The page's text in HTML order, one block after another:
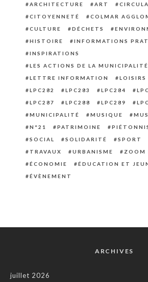
ARCHITECTURE
ART
CITOYENNETÉ
COLMAR
CULTURE
DÉCHETS
HISTOIRE
INFORMATIONS
INSPIRATIONS
LES ACTIONS DE LA MUNICIPALITÉ
LETTRE INFORMATION
LOISIRS
LPC282
LPC283 LPC284
LPC287
LPC288 LPC289
MUNICIPALITÉ
MUSIQUE
N°21
PATRIMOINE
SOCIAL
SOLIDARITÉ SPORT
TRAVAUX
URBANISME
ZOOM
ÉCONOMIE
ÉDUCATION ET
ÉVÈNEMENT
ARCHIVES
juillet 2026